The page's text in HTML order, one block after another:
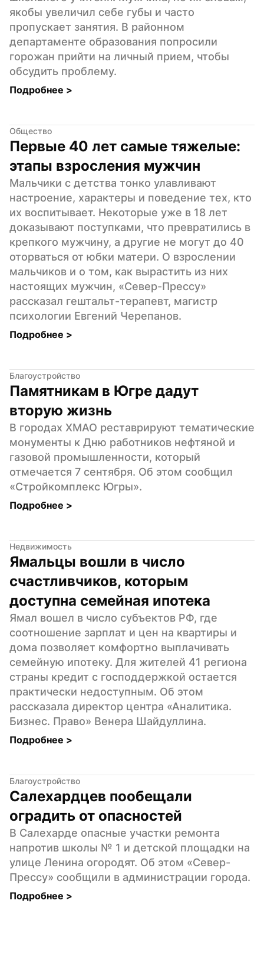
якобы увеличил себе губы и часто
пропускает занятия. В районном
департаменте образования попросили
горожан прийти на личный прием, чтобы
обсудить проблему.
Подробнее >
Общество
Первые 40 лет самые тяжелые:
этапы взросления мужчин
Мальчики с детства тонко улавливают
настроение, характеры и поведение тех, кто
их воспитывает. Некоторые уже в 18 лет
доказывают поступками, что превратились в
крепкого мужчину, а другие не могут до 40
оторваться от юбки матери. О взрослении
мальчиков и о том, как вырастить из них
настоящих мужчин, «Север-Прессу»
рассказал гештальт-терапевт, магистр
психологии Евгений Черепанов.
Подробнее >
Благоустройство
Памятникам в Югре дадут
вторую жизнь
В городах ХМАО реставрируют тематические
монументы к Дню работников нефтяной и
газовой промышленности, который
отмечается 7 сентября. Об этом сообщил
«Стройкомплекс Югры».
Подробнее >
Недвижимость
Ямальцы вошли в число
счастливчиков, которым
доступна семейная ипотека
Ямал вошел в число субъектов РФ, где
соотношение зарплат и цен на квартиры и
дома позволяет комфортно выплачивать
семейную ипотеку. Для жителей 41 региона
страны кредит с господдержкой остается
практически недоступным. Об этом
рассказала директор центра «Аналитика.
Бизнес. Право» Венера Шайдуллина.
Подробнее >
Благоустройство
Салехардцев пообещали
оградить от опасностей
В Салехарде опасные участки ремонта
напротив школы № 1 и детской площадки на
улице Ленина огородят. Об этом «Север-
Прессу» сообщили в администрации города.
Подробнее >